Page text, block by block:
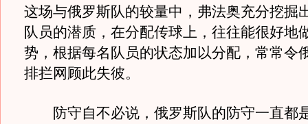
这场与俄罗斯队的较量中，弗法奥充分挖掘
队员的潜质，在分配传球上，往往能很好地
势，根据每名队员的状态加以分配，常常令
排拦网顾此失彼。
防守自不必说，俄罗斯队的防守一直都